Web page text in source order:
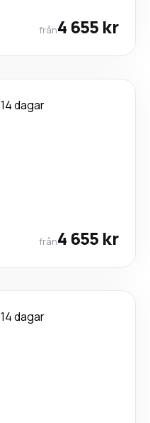
från4 655 kr
14 dagar
från4 655 kr
14 dagar